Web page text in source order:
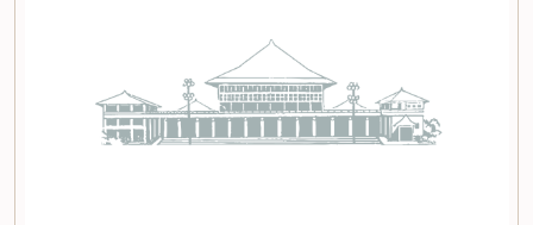
இச்செயலமர்வு தொடருக்கான அபிவிருத்தி பங்காளராக அனுசரணை வழங்கும் CII (Coalition for
Inclusive Impact) நிறுவனத்தின் பிரதிநிதிகளும் கலந்துகொண்டனர்.இந்த செயலமர்வில் பங்கேற்க
விரும்பும் கம்பஹா மாவட்டத்தைச் சேர்ந்த 18 – 35 வயதுக்குட்பட்ட இளைஞர், யுவதிகள் இங்கே
தரப்பட்டுள்ள https://forms.gle/aVp5UzhLbtPSmVap8 இணைப்பின் ஊடாக உரிய விண்ணப்பப்
படிவத்தை பூர்த்தி செய்து பதிவு செய்யுமாறு கேட்டுக்கொள்ளப்படுகின்றனர்.